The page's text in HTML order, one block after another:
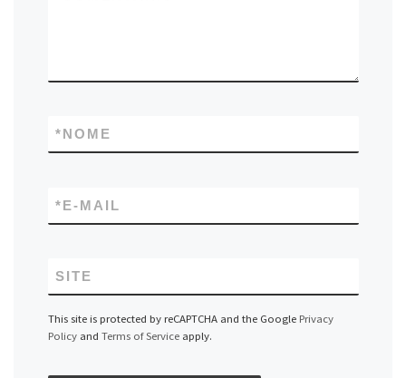
NOME
*
E-MAIL
*
SITE
This site is protected by reCAPTCHA and the Google Privacy
Policyand Terms of Serviceapply.